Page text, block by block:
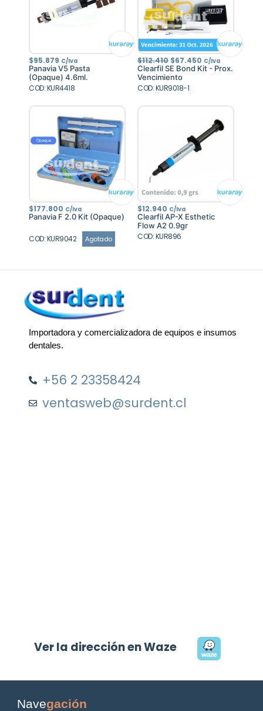
$95.879 C/Iva
Panavia V5 Pasta
(Opaque) 4.6ml.
COD: KUR4418
$112.410 El
precio
original
era:
$112.410.
$67.450 El
precio
actual
C/Iva
Clearfil SE Bond Kit - Prox.
Vencimiento
COD: KUR9018-1
$177.800 C/Iva
Panavia F 2.0 Kit (Opaque)
COD: KUR9042 Agotado
$12.940 C/Iva
Clearfil AP-X Esthetic
Flow A2 0.9gr
COD: KUR896
Importadora y comercializadora de equipos e insumos
dentales.
+56 2 23358424
ventasweb@surdent.cl
Ver la dirección en Waze
Navegación